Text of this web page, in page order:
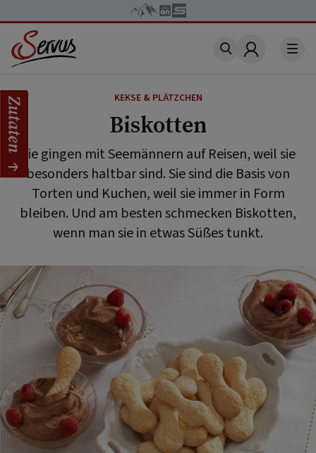
Account
KEKSE & PLÄTZCHEN
Biskotten
Sie gingen mit Seemännern auf Reisen, weil sie
besonders haltbar sind. Sie sind die Basis von
Torten und Kuchen, weil sie immer in Form
bleiben. Und am besten schmecken Biskotten,
wenn man sie in etwas Süßes tunkt.
Zutaten